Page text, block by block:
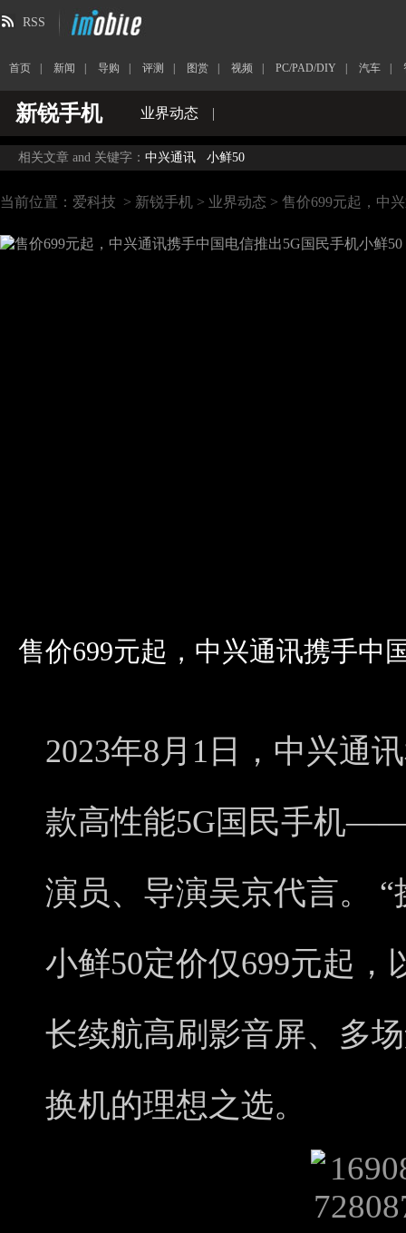
RSS
首页 新闻 导购 评测 图赏 视频 PC/PAD/DIY 汽车
新锐手机 业界动态 |
相关文章 and 关键字： 中兴通讯 小鲜50
当前位置： 爱科技 > 新锐手机 > 业界动态 > 售价699元起，中
售价699元起，中兴通讯携手中
2023年8月1日，中兴通
款高性能5G国民手机
演员、导演吴京代言。
小鲜50定价仅699元起，
长续航高刷影音屏、多
换机的理想之选。